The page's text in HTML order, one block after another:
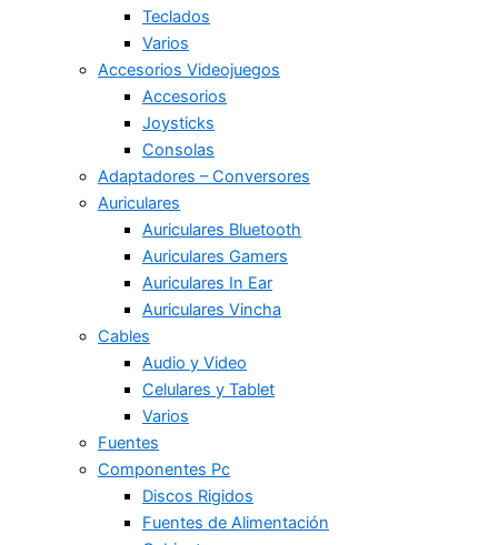
Teclados
Varios
Accesorios Videojuegos
Accesorios
Joysticks
Consolas
Adaptadores – Conversores
Auriculares
Auriculares Bluetooth
Auriculares Gamers
Auriculares In Ear
Auriculares Vincha
Cables
Audio y Video
Celulares y Tablet
Varios
Fuentes
Componentes Pc
Discos Rigidos
Fuentes de Alimentación